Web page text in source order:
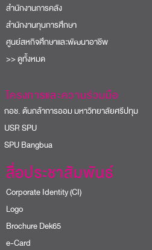
สำนักงานการคลัง
สำนักงานทุนการศึกษา
ศูนย์สหกิจศึกษาและพัฒนาอาชีพ
>> ดูทั้งหมด
โครงการและความร่วมมือ
ช. ต้นกล้าการออม มหาวิทยาลัยศรีปทุม
SPU
Bangbua
สื่อประชาสัมพันธ์
Corporate Identity (CI)
Logo
Brochure Dek65
e-Card